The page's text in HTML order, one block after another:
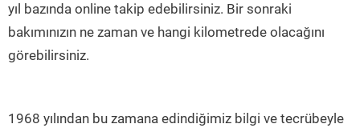
yıl bazında online takip edebilirsiniz. Bir sonraki
bakımınızın ne zaman ve hangi kilometrede olacağını
görebilirsiniz.
1968 yılından bu zamana edindiğimiz bilgi ve tecrübeyle